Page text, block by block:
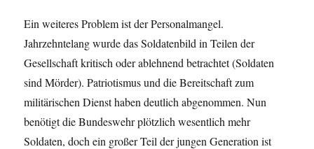
Ein weiteres Problem ist der Personalmangel.
Jahrzehntelang wurde das Soldatenbild in Teilen der
Gesellschaft kritisch oder ablehnend betrachtet (Soldaten
sind Mörder). Patriotismus und die Bereitschaft zum
militärischen Dienst haben deutlich abgenommen. Nun
benötigt die Bundeswehr plötzlich wesentlich mehr
Soldaten, doch ein großer Teil der jungen Generation ist